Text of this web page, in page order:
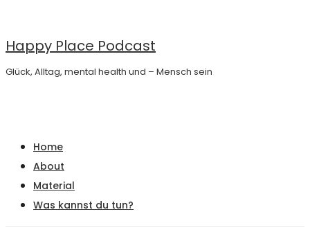
Inhalt
Happy Place Podcast
Glück, Alltag, mental health und – Mensch sein
Navigation
Home
About
Material
Was kannst du tun?